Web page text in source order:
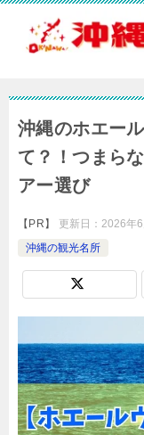
沖縄のホエー
て？！つまら
アー選び
【PR】 更新日： 2026年
沖縄の観光名所